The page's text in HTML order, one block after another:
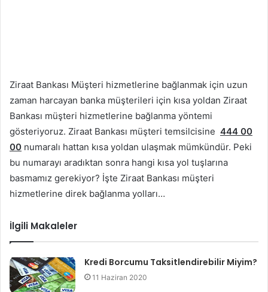
Ziraat Bankası Müşteri hizmetlerine bağlanmak için uzun
zaman harcayan banka müşterileri için kısa yoldan Ziraat
Bankası müşteri hizmetlerine bağlanma yöntemi
gösteriyoruz. Ziraat Bankası müşteri temsilcisine 444 00
00 numaralı hattan kısa yoldan ulaşmak mümkündür. Peki
bu numarayı aradıktan sonra hangi kısa yol tuşlarına
basmamız gerekiyor? İşte Ziraat Bankası müşteri
hizmetlerine direk bağlanma yolları…
İlgili Makaleler
Kredi Borcumu Taksitlendirebilir Miyim?
11 Haziran 2020